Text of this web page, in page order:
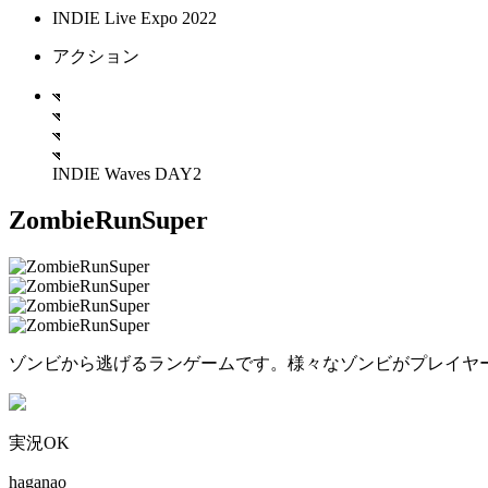
INDIE Live Expo 2022
アクション
INDIE Waves DAY2
ZombieRunSuper
ゾンビから逃げるランゲームです。様々なゾンビがプレイヤ
実況OK
haganao